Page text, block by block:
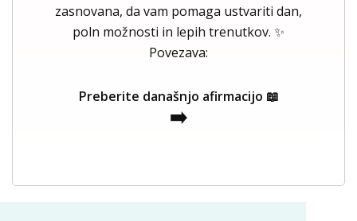
zasnovana, da vam pomaga ustvariti dan,
poln možnosti in lepih trenutkov. ✨
Povezava:
Preberite današnjo afirmacijo 📖
➡️